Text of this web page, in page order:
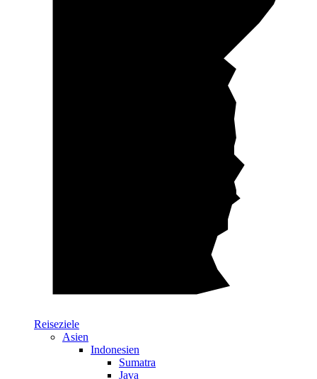
Reiseziele
Asien
Indonesien
Sumatra
Java